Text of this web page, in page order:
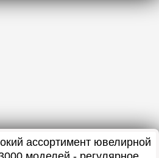
ассортимент ювелирной